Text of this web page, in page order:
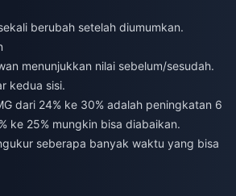
berubah setelah diumumkan.
menunjukkan nilai sebelum/sesudah.
kedua sisi.
dari 24% ke 30% adalah peningkatan 6
ke 25% mungkin bisa diabaikan.
seberapa banyak waktu yang bisa